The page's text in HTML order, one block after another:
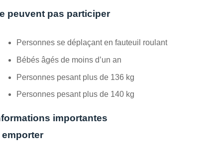
peuvent pas participer
Personnes se déplaçant en fauteuil roulant
Bébés âgés de moins d’un an
Personnes pesant plus de 136 kg
Personnes pesant plus de 140 kg
importantes
emporter